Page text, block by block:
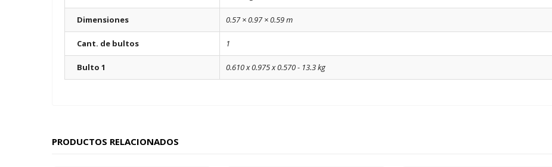
Dimensiones 0.57 × 0.97 × 0.59 m
Cant. de bultos 1
Bulto 1 0.610 x 0.975 x 0.570 - 13.3 kg
PRODUCTOS RELACIONADOS